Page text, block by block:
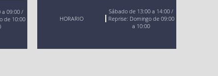
a 09:00 /
de 10:00
HORARIO
Sábado de 13:00 a 14:00 /
Reprise: Domingo de 09:00
a 10:00